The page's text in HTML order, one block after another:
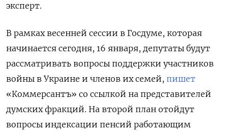
эксперт.
В рамках весенней сессии в Госдуме, которая
начинается сегодня, 16 января, депутаты будут
рассматривать вопросы поддержки участников
войны в Украине и членов их семей, пишет
«Коммерсантъ» со ссылкой на представителей
думских фракций. На второй план отойдут
вопросы индексации пенсий работающим